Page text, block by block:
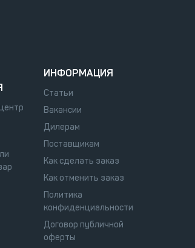
ИНФОРМАЦИЯ
Статьи
Вакансии
Дилерам
Поставщикам
Как сделать заказ
Как отменить заказ
Политика
конфиденциальности
Договор публичной
оферты